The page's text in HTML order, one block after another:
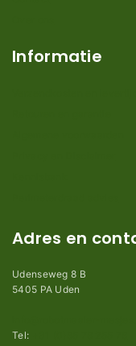
Informatie
Adres en
Udenseweg 8 B
5405 PA Uden
Tel: